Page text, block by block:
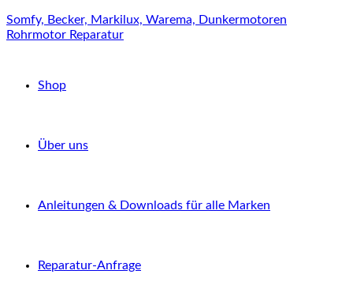
Somfy, Becker, Markilux, Warema, Dunkermotoren
Rohrmotor Reparatur
Shop
Über uns
Anleitungen & Downloads für alle Marken
Reparatur-Anfrage